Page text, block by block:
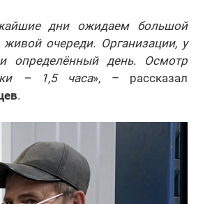
дни ожидаем большой
очереди. Организации, у
определённый день. Осмотр
– 1,5 часа», – рассказал
.